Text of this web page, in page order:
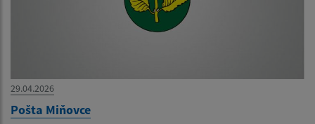
29.04.2026
Pošta Miňovce